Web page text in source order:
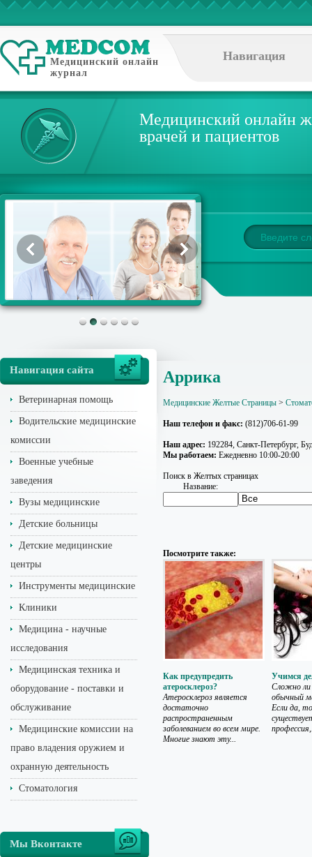
Медицинский онлайн
журнал
Навигация
Медицинский онлайн
врачей и пациентов
Навигация сайта
Ветеринарная помощь
Водительские медицинские
комиссии
Военные учебные
заведения
Вузы медицинские
Детские больницы
Детские медицинские
центры
Инструменты медицинские
Клиники
Медицина - научные
исследования
Медицинская техника и
оборудование - поставки и
обслуживание
Медицинские комиссии на
право владения оружием и
охранную деятельность
Стоматология
Мы Вконтакте
Аррика
Медицинские Желтые Страницы >
Наш телефон и факс: (812)706-61-99
Наш адрес: 192284, Санкт-Петербург,
Мы работаем: Ежедневно 10:00-20:00
Поиск в Желтых страницах
Название:
Посмотрите также:
Как предупредить
атеросклероз?
Атеросклероз является
достаточно
распространенным
заболеванием во всем мире.
Многие знают эту...
Учимся
Сложно
обычный
Если да,